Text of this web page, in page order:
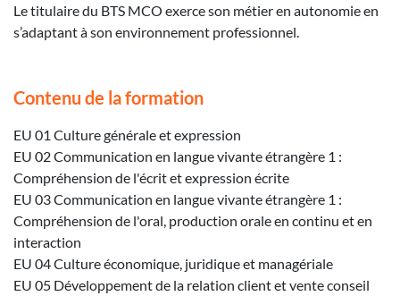
Le titulaire du BTS MCO exerce son métier en autonomie en
s’adaptant à son environnement professionnel.
Contenu de la formation
EU 01 Culture générale et expression
EU 02 Communication en langue vivante étrangère 1 :
Compréhension de l'écrit et expression écrite
EU 03 Communication en langue vivante étrangère 1 :
Compréhension de l'oral, production orale en continu et en
interaction
EU 04 Culture économique, juridique et managériale
EU 05 Développement de la relation client et vente conseil